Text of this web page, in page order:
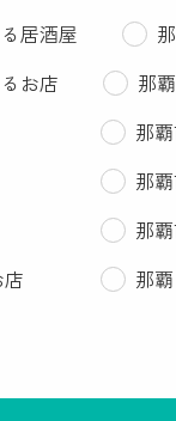
居酒屋
お店
那
那
那
那
那